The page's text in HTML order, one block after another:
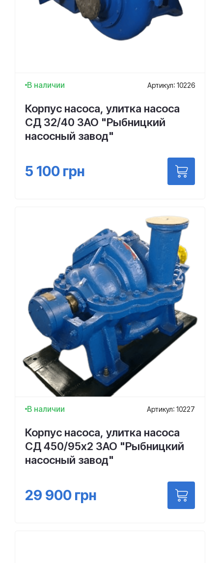
В наличии Артикул: 10226
Корпус насоса, улитка насоса
СД 32/40 ЗАО "Рыбницкий
насосный завод"
5 100 грн
В наличии Артикул: 10227
Корпус насоса, улитка насоса
СД 450/95х2 ЗАО "Рыбницкий
насосный завод"
29 900 грн